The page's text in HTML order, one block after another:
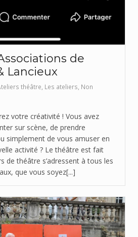
de
Lancieux
théâtre Les ateliers Non
votre créativité ! Vous avez
sur scène, de prendre
simplement de vous amuser en
activité ? Le théâtre est fait
de théâtre s’adressent à tous les
que vous soyez[...]